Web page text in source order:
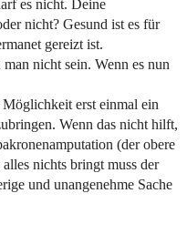
es nicht. Deine
nicht? Gesund ist es für
gereizt ist.
nicht sein. Wenn es nun
erst einmal ein
Wenn das nicht hilft,
(der obere
nichts bringt muss der
und unangenehme Sache